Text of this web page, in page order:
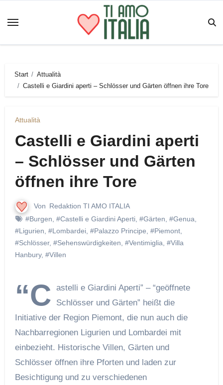
Inhalt
Start
Attualità
Castelli e Giardini aperti – Schlösser und Gärten öffnen ihre Tore
Attualità
Castelli e Giardini aperti
– Schlösser und Gärten
öffnen ihre Tore
Von Redaktion TI AMO ITALIA
#Burgen #Castelli e Giardini Aperti, #Gärten #Genua
#Ligurien #Lombardei, #Palazzo Principe #Piemont,
#Schlösser, #Sehenswürdigkeiten #Ventimiglia #Villa
Hanbury, #Villen
“C astelli e Giardini Aperti” – “geöffnete
Schlösser und Gärten” heißt die
Initiative der Region Piemont, die nun auch die
Nachbarregionen Ligurien und Lombardei mit
einbezieht. Historische Villen, Gärten und
Schlösser öffnen ihre Pforten und laden zur
Besichtigung und zu verschiedenen